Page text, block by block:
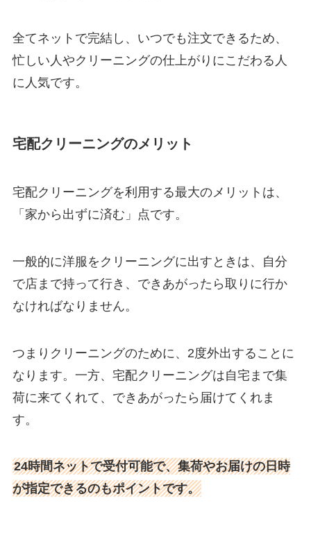
全てネットで完結し、いつでも注文できるため、
忙しい人やクリーニングの仕上がりにこだわる人
に人気です。
宅配クリーニングのメリット
宅配クリーニングを利用する最大のメリットは、
「家から出ずに済む」点です。
一般的に洋服をクリーニングに出すときは、自分
で店まで持って行き、できあがったら取りに行か
なければなりません。
つまりクリーニングのために、2度外出することに
なります。一方、宅配クリーニングは自宅まで集
荷に来てくれて、できあがったら届けてくれま
す。
24時間ネットで受付可能で、集荷やお届けの日時
が指定できるのもポイントです。